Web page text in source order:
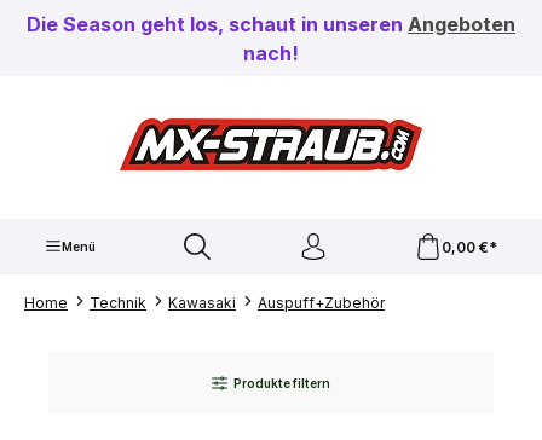
Zum Hauptinhalt springen
Die Season geht los, schaut in unseren Angeboten
nach!
Menü 0,00 €*
Home Technik Kawasaki Auspuff+Zubehör
Produkte filtern